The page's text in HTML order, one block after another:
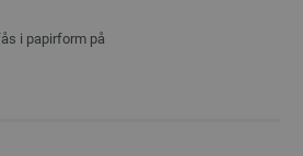
i papirform på